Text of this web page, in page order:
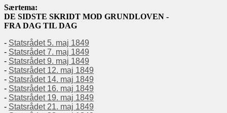
Særtema:
DE SIDSTE SKRIDT MOD GRUNDLOVEN -
FRA DAG TIL DAG
- Statsrådet 5. maj 1849
- Statsrådet 7. maj 1849
- Statsrådet 9. maj 1849
- Statsrådet 12. maj 1849
- Statsrådet 14. maj 1849
- Statsrådet 16. maj 1849
- Statsrådet 19. maj 1849
- Statsrådet 21. maj 1849